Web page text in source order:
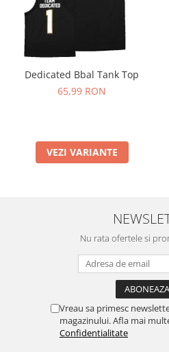
Dedicated Bbal Tank Top
65,99 RON
VEZI VARIANTE
Nu rata ofertele si
Vreau sa primesc
magazinului. Afla mai
Confidentialitate